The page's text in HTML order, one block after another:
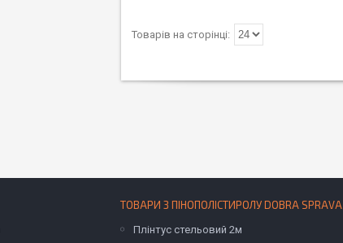
ТОВАРИ З ПІНОПОЛІСТИРОЛУ DOBRA SPRAVA
Плінтус стельовий 2м